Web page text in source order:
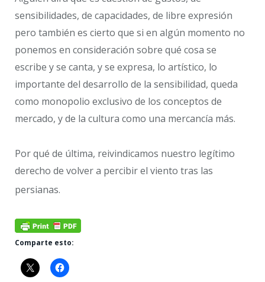
sensibilidades, de capacidades, de libre expresión
pero también es cierto que si en algún momento no
ponemos en consideración sobre qué cosa se
escribe y se canta, y se expresa, lo artístico, lo
importante del desarrollo de la sensibilidad, queda
como monopolio exclusivo de los conceptos de
mercado, y de la cultura como una mercancía más.
Por qué de última, reivindicamos nuestro legítimo
derecho de volver a percibir el viento tras las
persianas.
Comparte esto: